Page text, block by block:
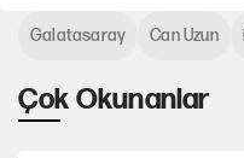
Çok Okunanlar
Galatasaray Can Uzun